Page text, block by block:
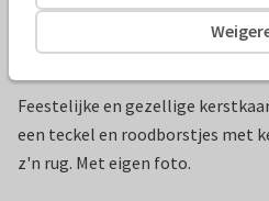
Feestelijke en gezellige
een teckel en roodborstjes met
z'n rug. Met eigen foto.